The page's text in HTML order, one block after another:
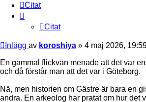
Citat
Citat
Inlägg av koroshiya » 4 maj 2026,
En gammal flickvän menade att det var
och då förstår man att det var i Göteborg.
Nä, men historien om Gästre är bara en
andra. En arkeolog har pratat om hur det